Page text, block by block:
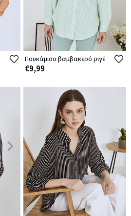
Πουκάμισο βαμβακερό ριγέ
€9,99